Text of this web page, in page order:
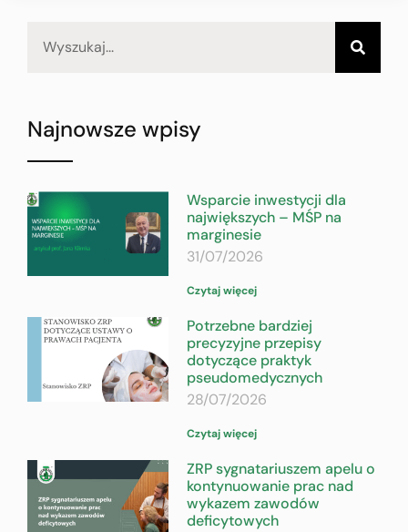
Najnowsze wpisy
Wsparcie inwestycji dla
największych – MŚP na
marginesie
31/07/2026
Czytaj więcej
Potrzebne bardziej
precyzyjne przepisy
dotyczące praktyk
pseudomedycznych
28/07/2026
Czytaj więcej
ZRP sygnatariuszem apelu o
kontynuowanie prac nad
wykazem zawodów
deficytowych